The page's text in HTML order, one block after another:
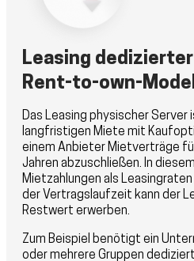
Leasing
Rent-to-own-
Das Leasing physischer
langfristigen Miete mit
einem Anbieter Mietverträge
Jahren abzuschließen. In
Mietzahlungen als
der Vertragslaufzeit kann der
Restwert erwerben.
Zum Beispiel benötigt ein
oder mehrere Gruppen